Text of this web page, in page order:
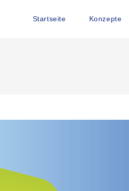
Startseite Konzepte